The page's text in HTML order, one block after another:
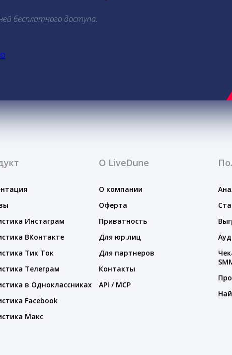
бесплатного доступа.
Инстаграм
ВКонтакте
Тик Ток
Телеграм
в Одноклассниках
Facebook
Макс
О LiveDune
О компании
Оферта
Приватность
Для юр.лиц
Для партнеров
Контакты
API / MCP